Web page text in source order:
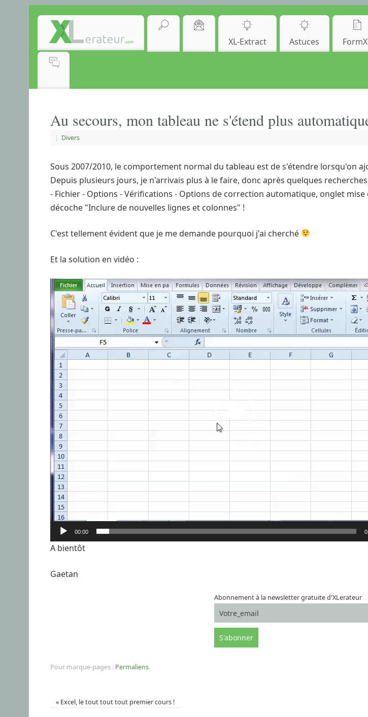
XL-Extract Astuces
Au secours, mon tableau ne s'étend plus
| Divers
Sous 2007/2010, le comportement normal du tableau est de s'étendre lorsqu'on
Depuis plusieurs jours, je n'arrivais plus à le faire, donc après quelques
- Fichier - Options - Vérifications - Options de correction automatique, onglet
décoche "Inclure de nouvelles lignes et colonnes" !
C'est tellement évident que je me demande pourquoi j'ai cherché
Et la solution en vidéo :
Lecteur
vidéo
00:00
A bientôt
Gaetan
Abonnement à la newsletter gratuite d'XLerateur
Pour marque-pages : Permaliens.
« Excel, le tout tout tout premier cours !